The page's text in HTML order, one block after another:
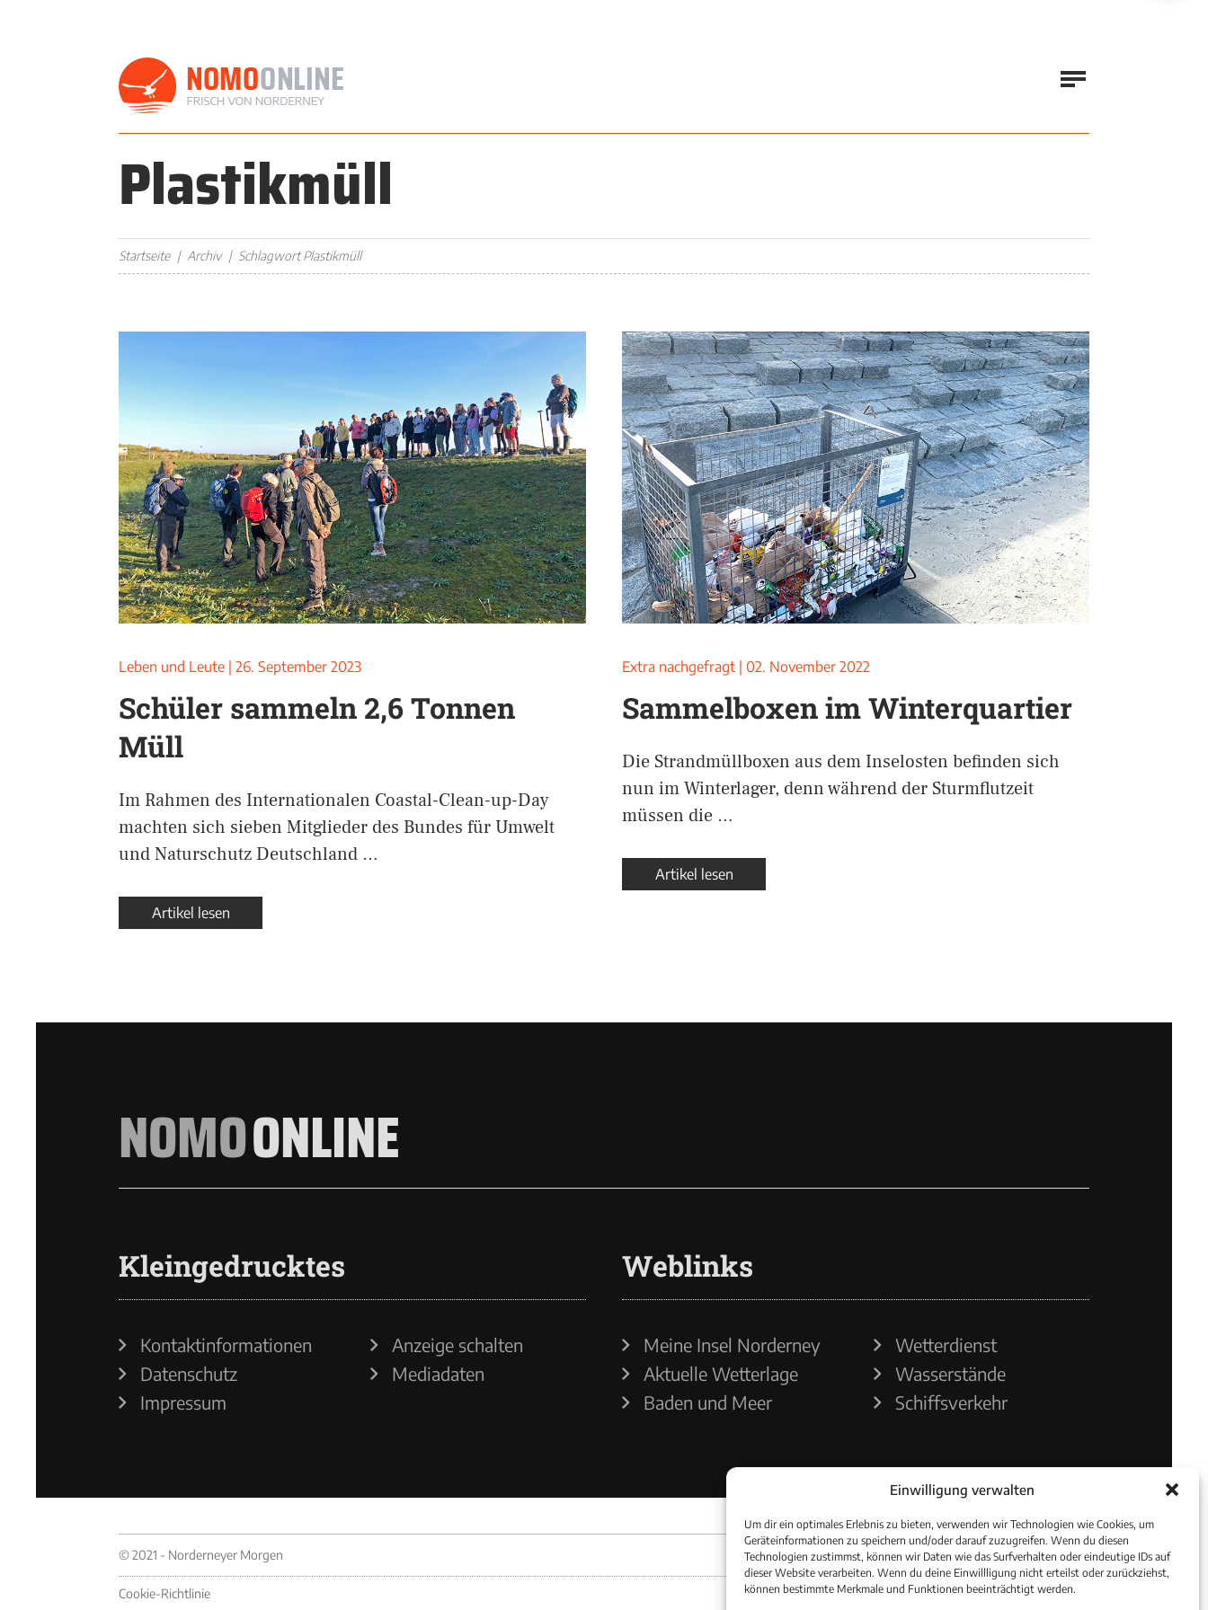
Einwilligung verwalten
Um dir ein optimales Erlebnis zu bieten, verwenden wir Technologien wie Cookies, um
Geräteinformationen zu speichern und/oder darauf zuzugreifen. Wenn du diesen
Technologien zustimmst, können wir Daten wie das Surfverhalten oder eindeutige IDs auf
dieser Website verarbeiten. Wenn du deine Einwillligung nicht erteilst oder zurückziehst,
können bestimmte Merkmale und Funktionen beeinträchtigt werden.
Plastikmüll
Startseite Archiv Schlagwort Plastikmüll
Leben und Leute 26. September 2023
Schüler sammeln 2,6 Tonnen
Müll
Im Rahmen des Internationalen Coastal-Clean-up-Day
machten sich sieben Mitglieder des Bundes für Umwelt
und Naturschutz Deutschland …
Artikel lesen
Extra nachgefragt 02. November 2022
Sammelboxen im Winterquartier
Die Strandmüllboxen aus dem Inselosten befinden sich
nun im Winterlager, denn während der Sturmflutzeit
müssen die …
Artikel lesen
NOMOONLINE
Kleingedrucktes
Kontaktinformationen
Datenschutz
Impressum
Anzeige schalten
Mediadaten
Weblinks
Meine Insel Norderney
Aktuelle Wetterlage
Baden und Meer
Wetterdienst
Wasserstände
Schiffsverkehr
© 2021 - Norderneyer Morgen
Cookie-Richtlinie